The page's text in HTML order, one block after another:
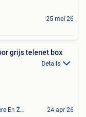
25 mei 26
grijs telenet box
Details
Lokeren+Deel Overmere En Zele 24 apr 26